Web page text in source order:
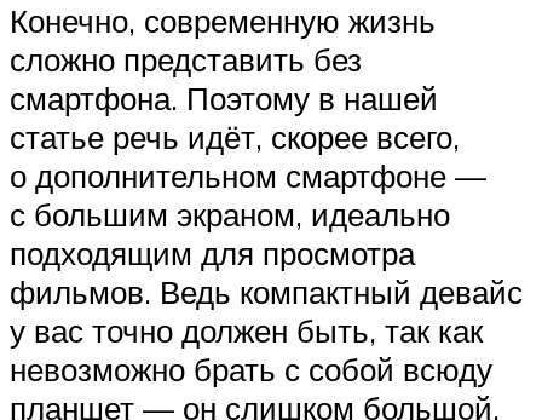
Конечно, современную жизнь
сложно представить без
смартфона. Поэтому в нашей
статье речь идёт, скорее всего,
о дополнительном смартфоне —
с большим экраном, идеально
подходящим для просмотра
фильмов. Ведь компактный девайс
у вас точно должен быть, так как
невозможно брать с собой всюду
планшет — он слишком большой.